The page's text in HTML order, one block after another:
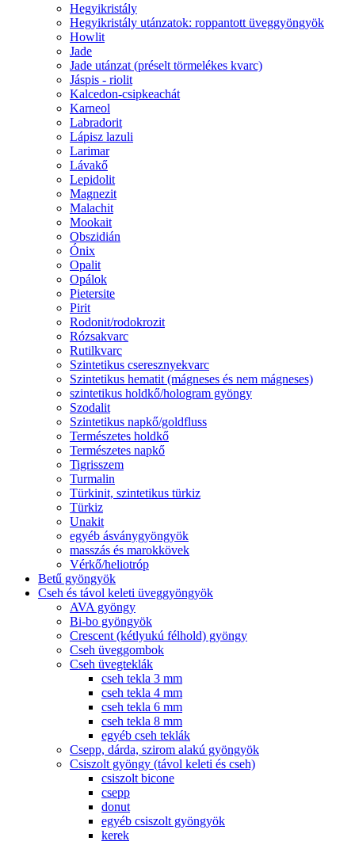
Hegyikristály
Hegyikristály utánzatok: roppantott üveggyöngyök
Howlit
Jade
Jade utánzat (préselt törmelékes kvarc)
Jáspis - riolit
Kalcedon-csipkeachát
Karneol
Labradorit
Lápisz lazuli
Larimar
Lávakő
Lepidolit
Magnezit
Malachit
Mookait
Obszidián
Ónix
Opalit
Opálok
Pietersite
Pirit
Rodonit/rodokrozit
Rózsakvarc
Rutilkvarc
Szintetikus cseresznyekvarc
Szintetikus hematit (mágneses és nem mágneses)
szintetikus holdkő/hologram gyöngy
Szodalit
Szintetikus napkő/goldfluss
Természetes holdkő
Természetes napkő
Tigrisszem
Turmalin
Türkinit, szintetikus türkiz
Türkiz
Unakit
egyéb ásványgyöngyök
masszás és marokkövek
Vérkő/heliotróp
Betű gyöngyök
Cseh és távol keleti üveggyöngyök
AVA gyöngy
Bi-bo gyöngyök
Crescent (kétlyukú félhold) gyöngy
Cseh üveggombok
Cseh üvegteklák
cseh tekla 3 mm
cseh tekla 4 mm
cseh tekla 6 mm
cseh tekla 8 mm
egyéb cseh teklák
Csepp, dárda, szirom alakú gyöngyök
Csiszolt gyöngy (távol keleti és cseh)
csiszolt bicone
csepp
donut
egyéb csiszolt gyöngyök
kerek